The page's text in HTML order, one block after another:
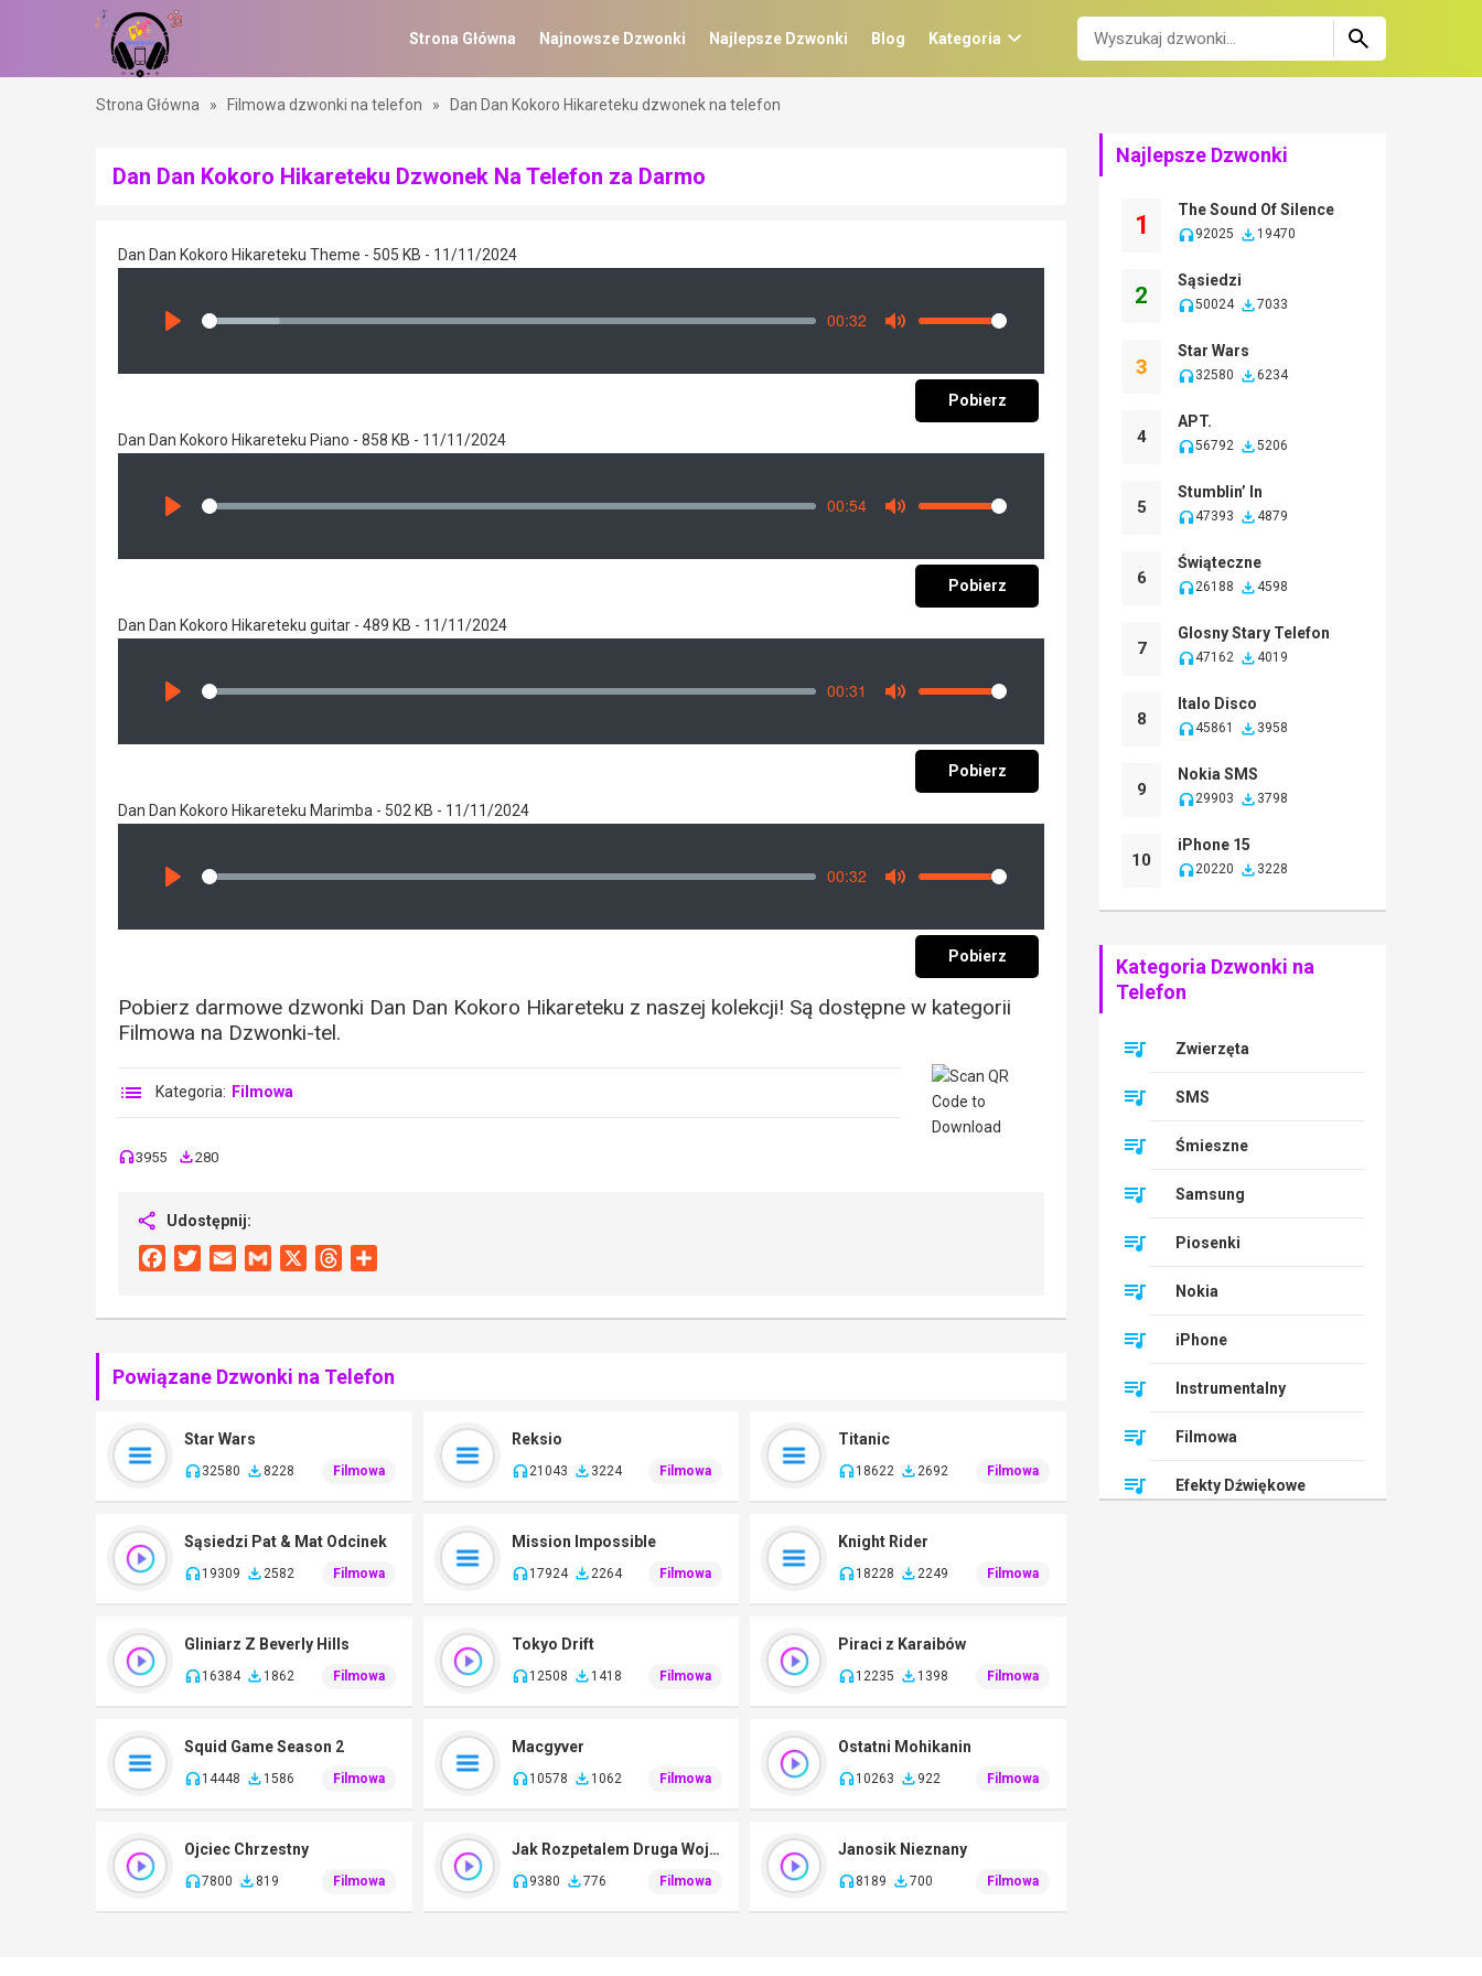
Strona Główna Najnowsze Dzwonki Najlepsze Dzwonki Blog Kategoria
Strona Główna » Filmowa dzwonki na telefon » Dan Dan Kokoro Hikareteku dzwonek na telefon
Dan Dan Kokoro Hikareteku Dzwonek Na Telefon za Darmo
Dan Dan Kokoro Hikareteku Theme - 505 KB - 11/11/2024
Seek
00:32
Volume
Pobierz
Dan Dan Kokoro Hikareteku Piano - 858 KB - 11/11/2024
Seek
00:54
Volume
Pobierz
Dan Dan Kokoro Hikareteku guitar - 489 KB - 11/11/2024
Seek
00:31
Volume
Pobierz
Dan Dan Kokoro Hikareteku Marimba - 502 KB - 11/11/2024
Seek
00:32
Volume
Pobierz
Pobierz darmowe dzwonki Dan Dan Kokoro Hikareteku z naszej kolekcji! Są dostępne w kategorii
Filmowa na Dzwonki-tel.
Kategoria: Filmowa
3955 280
Udostępnij:
FacebookTwitterEmail Gmail Threads
Powiązane Dzwonki na Telefon
Star Wars
32580 8228 Filmowa
Reksio
21043 3224 Filmowa
Titanic
18622 2692 Filmowa
Sąsiedzi Pat & Mat Odcinek
19309 2582 Filmowa
Mission Impossible
17924 2264 Filmowa
Knight Rider
18228 2249 Filmowa
Gliniarz Z Beverly Hills
16384 1862 Filmowa
Tokyo Drift
12508 1418 Filmowa
Piraci z Karaibów
12235 1398 Filmowa
Squid Game Season 2
14448 1586 Filmowa
Macgyver
10578 1062 Filmowa
Ostatni Mohikanin
10263 922 Filmowa
Ojciec Chrzestny
7800 819 Filmowa
Jak Rozpetalem Druga Wojne Swiatowa
9380 776 Filmowa
Janosik Nieznany
8189 700 Filmowa
Najlepsze Dzwonki
1
The Sound Of Silence
92025 19470
2
Sąsiedzi
50024 7033
3
Star Wars
32580 6234
4
APT.
56792 5206
5
Stumblin’ In
47393 4879
6
Świąteczne
26188 4598
7
Glosny Stary Telefon
47162 4019
8
Italo Disco
45861 3958
9
Nokia SMS
29903 3798
10
iPhone 15
20220 3228
Kategoria Dzwonki na
Telefon
Zwierzęta
SMS
Śmieszne
Samsung
Piosenki
Nokia
iPhone
Instrumentalny
Filmowa
Efekty Dźwiękowe